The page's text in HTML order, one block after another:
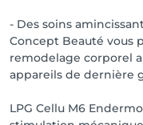
💎 Des soins
Concept Beauté
remodelage
LPG Cellu M6
- Des soins
Concept Beauté vous
remodelage corporel
appareils de dernière
LPG Cellu M6